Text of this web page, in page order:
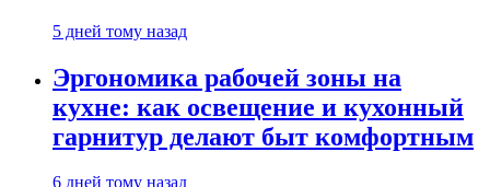
5 дней тому назад
Эргономика рабочей зоны на
кухне: как освещение и кухонный
гарнитур делают быт комфортным
6 дней тому назад